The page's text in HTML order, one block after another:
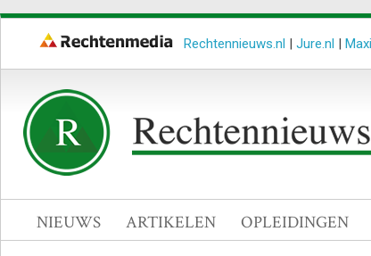
Rechtennieuws.nl | Jure.nl |
NIEUWS ARTIKELEN OPLEIDINGEN